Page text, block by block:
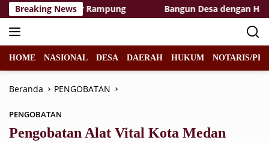
Langsung
ke
konten
Breaking News
Hampir Rampung Bangun Desa dengan Hati, TMMD
HOME NASIONAL DESA DAERAH HUKUM NOTARIS/
Beranda PENGOBATAN
PENGOBATAN
Pengobatan Alat Vital Kota Medan